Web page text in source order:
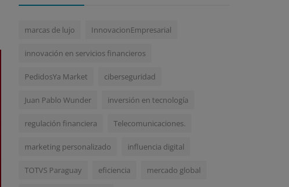
marcas de lujo InnovacionEmpresarial
innovación en servicios financieros
PedidosYa Market ciberseguridad
Juan Pablo Wunder inversión en tecnología
regulación financiera Telecomunicaciones.
marketing personalizado influencia digital
TOTVS Paraguay eficiencia mercado global